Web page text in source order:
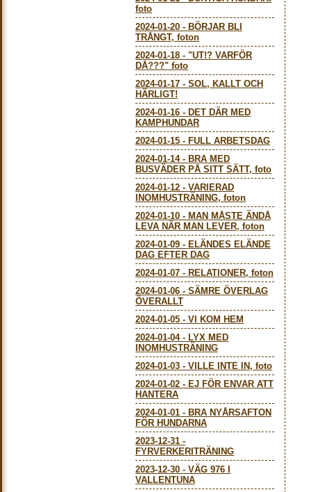
foto
2024-01-20 - BÖRJAR BLI
TRÅNGT, foton
2024-01-18 - "UT!? VARFÖR
DÅ???" foto
2024-01-17 - SOL, KALLT OCH
HÄRLIGT!
2024-01-16 - DET DÄR MED
KAMPHUNDAR
2024-01-15 - FULL ARBETSDAG
2024-01-14- BRA MED
BUSVÄDER PÅ SITT SÄTT, foto
2024-01-12 - VARIERAD
INOMHUSTRÄNING, foton
2024-01-10 - MAN MÅSTE ÄNDÅ
LEVA NÄR MAN LEVER, foton
2024-01-09 - ELÄNDES ELÄNDE
DAG EFTER DAG
2024-01-07 - RELATIONER, foton
2024-01-06 - SÄMRE ÖVERLAG
ÖVERALLT
2024-01-05 - VI KOM HEM
2024-01-04- LYX MED
INOMHUSTRÄNING
2024-01-03 - VILLE INTE IN, foto
2024-01-02 - EJ FÖR ENVAR ATT
HANTERA
2024-01-01 - BRA NYÅRSAFTON
FÖR HUNDARNA
2023-12-31 -
FYRVERKERITRÄNING
2023-12-30 - VÄG 976 I
VALLENTUNA